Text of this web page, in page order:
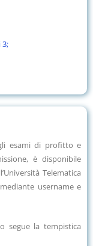
3;
esami di profitto e
è disponibile
Telematica
username e
segue la tempistica